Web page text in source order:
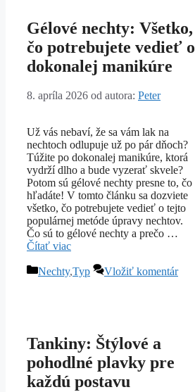
Gélové nechty: Všetko,
čo potrebujete vedieť o
dokonalej manikúre
8. apríla 2026 od autora: Peter
Už vás nebaví, že sa vám lak na
nechtoch odlupuje už po pár dňoch?
Túžite po dokonalej manikúre, ktorá
vydrží dlho a bude vyzerať skvele?
Potom sú gélové nechty presne to, čo
hľadáte! V tomto článku sa dozviete
všetko, čo potrebujete vedieť o tejto
populárnej metóde úpravy nechtov.
Čo sú to gélové nechty a prečo …
Čítať viac
Kategórie
Nechty,Typ Vložiť komentár
Tankiny: Štýlové a
pohodlné plavky pre
každú postavu